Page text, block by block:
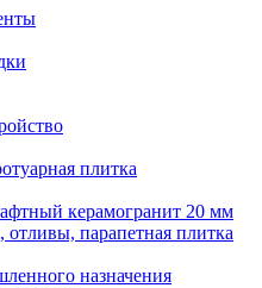
плитка
керамогранит 20 мм
парапетная плитка
назначения